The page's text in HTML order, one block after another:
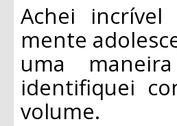
Achei
mente
uma
identifiquei
volume.